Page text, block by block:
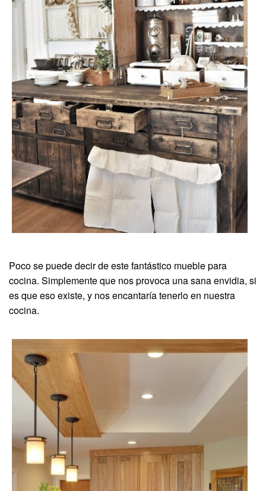
Poco se puede decir de este fantástico mueble para
cocina. Simplemente que nos provoca una sana envidia, si
es que eso existe, y nos encantaría tenerlo en nuestra
cocina.